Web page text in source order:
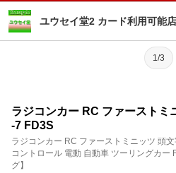
ユウセイ堂2 カード利用可能店
1/3
ラジコンカー RC ファーストミ
-7 FD3S
ラジコンカー RC ファーストミニッツ 頭
コントロール 電動 自動車 ツーリングカー
グ】